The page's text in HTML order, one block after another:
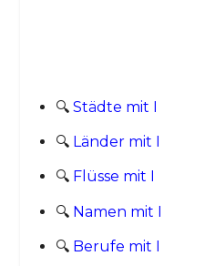
🔍 Städte mit I
🔍 Länder mit I
🔍 Flüsse mit I
🔍 Namen mit I
🔍 Berufe mit I